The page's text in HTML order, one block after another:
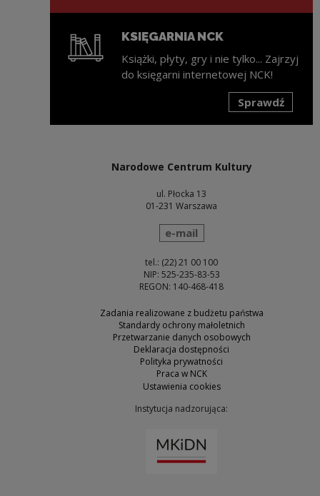
KSIĘGARNIA NCK
Książki, płyty, gry i nie tylko... Zajrzyj
do księgarni internetowej NCK!
Sprawdź
Narodowe Centrum Kultury
ul. Płocka 13
01-231 Warszawa
wyślij wiadomość
e-mail
tel.: (22) 21 00 100
NIP: 525-235-83-53
REGON: 140-468-418
Zadania realizowane z budżetu państwa
Standardy ochrony małoletnich
Przetwarzanie danych osobowych
Deklaracja dostępności
Polityka prywatności
Praca w NCK
Ustawienia cookies
Instytucja nadzorująca: